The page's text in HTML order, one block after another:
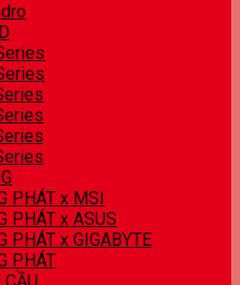
PHÁT x MSI
PHÁT x ASUS
PHÁT x GIGABYTE
PHÁT